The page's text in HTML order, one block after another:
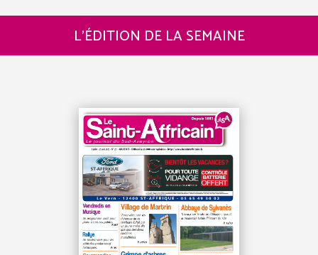
L’ÉDITION DE LA SEMAINE